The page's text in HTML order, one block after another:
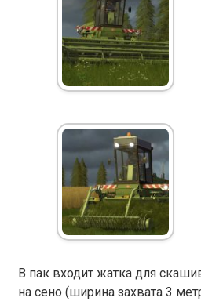
В пак входит жатка для
на сено (ширина захвата 3